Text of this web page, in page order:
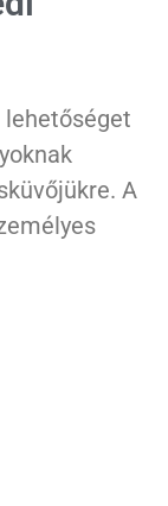
lehetőséget
A